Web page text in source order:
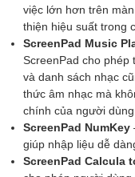
việc lớn hơn trên
thiện hiệu suất trong
ScreenPad Music
ScreenPad cho phép
và danh sách nhạc
thức âm nhạc mà
chính của người dùng.
ScreenPad NumKey
giúp nhập liệu dễ
ScreenPad Calcula